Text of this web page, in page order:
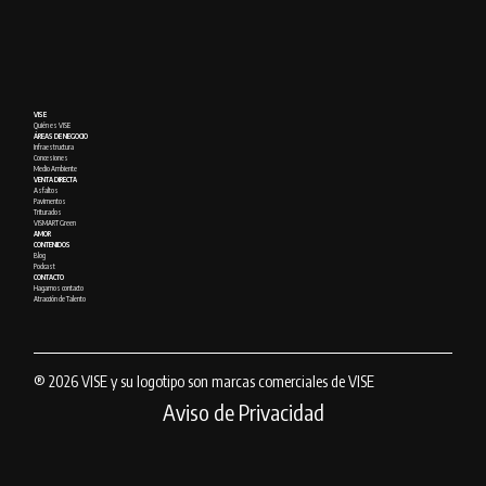
VISE
Quién es VISE
ÁREAS DE NEGOCIO
Infraestructura
Concesiones
Medio Ambiente
VENTA DIRECTA
Asfaltos
Pavimentos
Triturados
VISMART Green
AMOR
CONTENIDOS
Blog
Podcast
CONTACTO
Hagamos contacto
Atracción de Talento
® 2026 VISE y su logotipo son marcas comerciales de VISE
Aviso de Privacidad